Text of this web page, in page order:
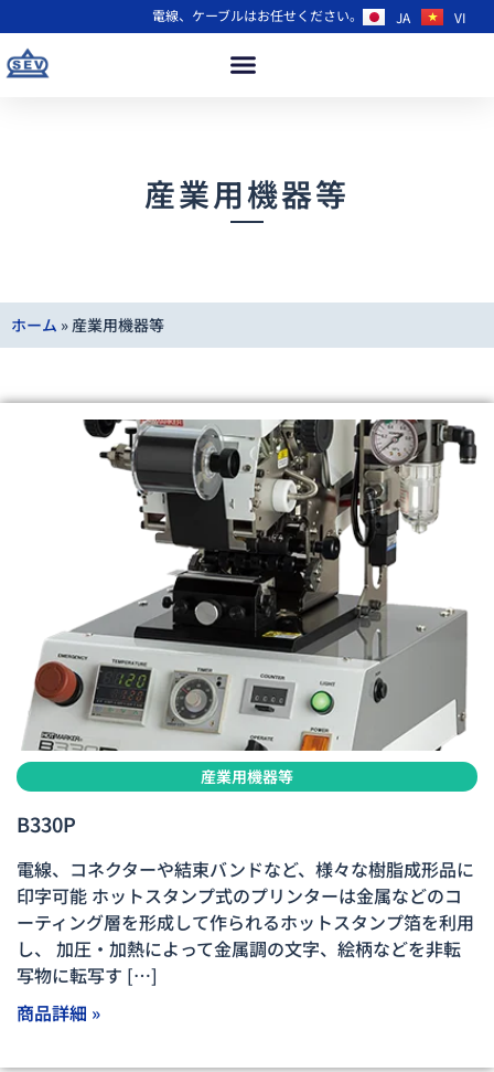
JA VI
電線、ケーブルはお任せください。
産業用機器等
ホーム » 産業用機器等
産業用機器等
B330P
電線、コネクターや結束バンドなど、様々な樹脂成形品に
印字可能 ホットスタンプ式のプリンターは金属などのコ
ーティング層を形成して作られるホットスタンプ箔を利用
し、 加圧・加熱によって金属調の文字、絵柄などを非転
写物に転写す […]
商品詳細 »